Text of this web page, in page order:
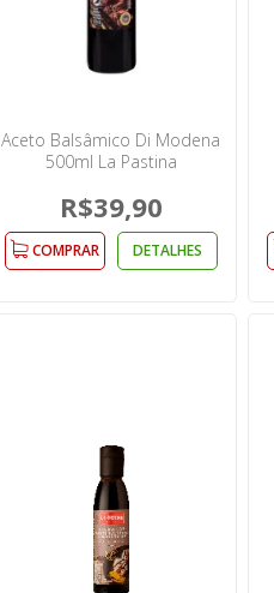
Aceto Balsâmico Di Modena
500ml La Pastina
R$39,90
COMPRAR DETALHES